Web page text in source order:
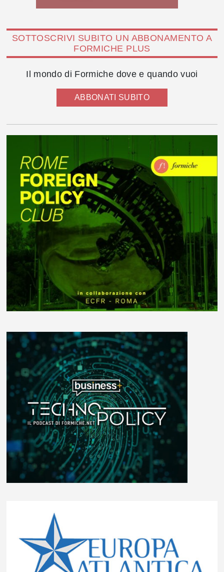
SOTTOSCRIVI SUBITO UN ABBONAMENTO A
FORMICHE PLUS
Il mondo di Formiche dove e quando vuoi
ABBONATI SUBITO